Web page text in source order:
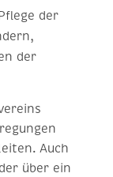
der
der
Auch
über ein